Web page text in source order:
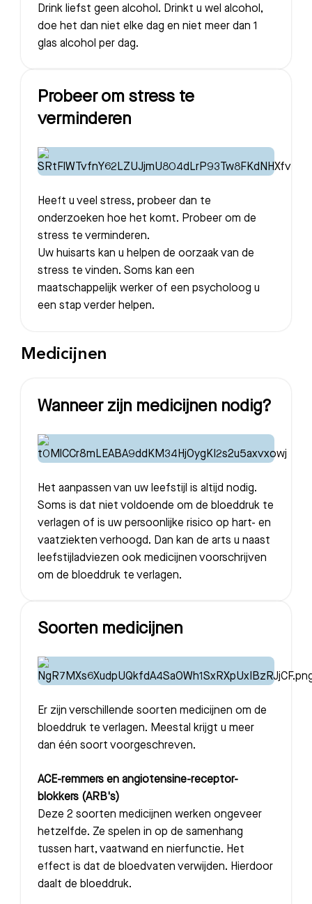
Drink liefst geen alcohol. Drinkt u wel alcohol,
doe het dan niet elke dag en niet meer dan 1
glas alcohol per dag.
Probeer om stress te
verminderen
Heeft u veel stress, probeer dan te
onderzoeken hoe het komt. Probeer om de
stress te verminderen.
Uw huisarts kan u helpen de oorzaak van de
stress te vinden. Soms kan een
maatschappelijk werker of een psycholoog u
een stap verder helpen.
Medicijnen
Wanneer zijn medicijnen nodig?
Het aanpassen van uw leefstijl is altijd nodig.
Soms is dat niet voldoende om de bloeddruk te
verlagen of is uw persoonlijke risico op hart- en
vaatziekten verhoogd. Dan kan de arts u naast
leefstijladviezen ook medicijnen voorschrijven
om de bloeddruk te verlagen.
Soorten medicijnen
Er zijn verschillende soorten medicijnen om de
bloeddruk te verlagen. Meestal krijgt u meer
dan één soort voorgeschreven.
ACE-remmers en angiotensine-receptor-
blokkers (ARB's)
Deze 2 soorten medicijnen werken ongeveer
hetzelfde. Ze spelen in op de samenhang
tussen hart, vaatwand en nierfunctie. Het
effect is dat de bloedvaten verwijden. Hierdoor
daalt de bloeddruk.